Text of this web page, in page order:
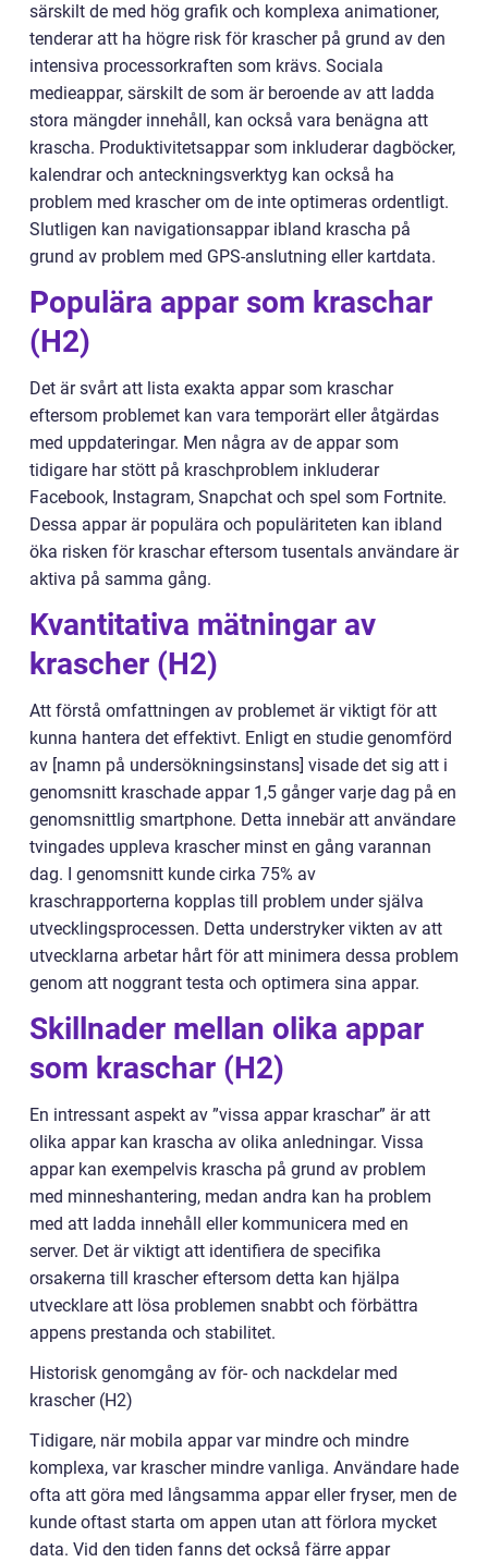
särskilt de med hög grafik och komplexa animationer,
tenderar att ha högre risk för krascher på grund av den
intensiva processorkraften som krävs. Sociala
medieappar, särskilt de som är beroende av att ladda
stora mängder innehåll, kan också vara benägna att
krascha. Produktivitetsappar som inkluderar dagböcker,
kalendrar och anteckningsverktyg kan också ha
problem med krascher om de inte optimeras ordentligt.
Slutligen kan navigationsappar ibland krascha på
grund av problem med GPS-anslutning eller kartdata.
Populära appar som kraschar
(H2)
Det är svårt att lista exakta appar som kraschar
eftersom problemet kan vara temporärt eller åtgärdas
med uppdateringar. Men några av de appar som
tidigare har stött på kraschproblem inkluderar
Facebook, Instagram, Snapchat och spel som Fortnite.
Dessa appar är populära och populäriteten kan ibland
öka risken för kraschar eftersom tusentals användare är
aktiva på samma gång.
Kvantitativa mätningar av
krascher (H2)
Att förstå omfattningen av problemet är viktigt för att
kunna hantera det effektivt. Enligt en studie genomförd
av [namn på undersökningsinstans] visade det sig att i
genomsnitt kraschade appar 1,5 gånger varje dag på en
genomsnittlig smartphone. Detta innebär att användare
tvingades uppleva krascher minst en gång varannan
dag. I genomsnitt kunde cirka 75% av
kraschrapporterna kopplas till problem under själva
utvecklingsprocessen. Detta understryker vikten av att
utvecklarna arbetar hårt för att minimera dessa problem
genom att noggrant testa och optimera sina appar.
Skillnader mellan olika appar
som kraschar (H2)
En intressant aspekt av ”vissa appar kraschar” är att
olika appar kan krascha av olika anledningar. Vissa
appar kan exempelvis krascha på grund av problem
med minneshantering, medan andra kan ha problem
med att ladda innehåll eller kommunicera med en
server. Det är viktigt att identifiera de specifika
orsakerna till krascher eftersom detta kan hjälpa
utvecklare att lösa problemen snabbt och förbättra
appens prestanda och stabilitet.
Historisk genomgång av för- och nackdelar med
krascher (H2)
Tidigare, när mobila appar var mindre och mindre
komplexa, var krascher mindre vanliga. Användare hade
ofta att göra med långsamma appar eller fryser, men de
kunde oftast starta om appen utan att förlora mycket
data. Vid den tiden fanns det också färre appar